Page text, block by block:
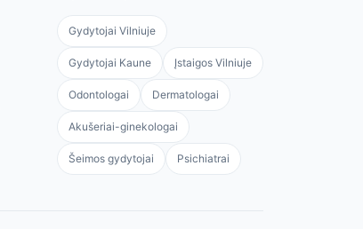
Gydytojai Vilniuje
Gydytojai Kaune Įstaigos Vilniuje
Odontologai Dermatologai
Akušeriai-ginekologai
Šeimos gydytojai Psichiatrai